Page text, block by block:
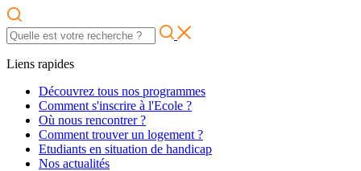
Liens rapides
Découvrez tous nos programmes
Comment s'inscrire à l'Ecole ?
Où nous rencontrer ?
Comment trouver un logement ?
Etudiants en situation de handicap
Nos actualités